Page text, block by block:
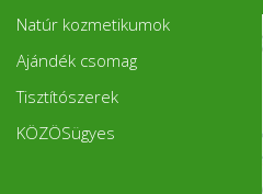
Natúr kozmetikumok
Ajándék csomag
Tisztítószerek
KÖZÖSügyes